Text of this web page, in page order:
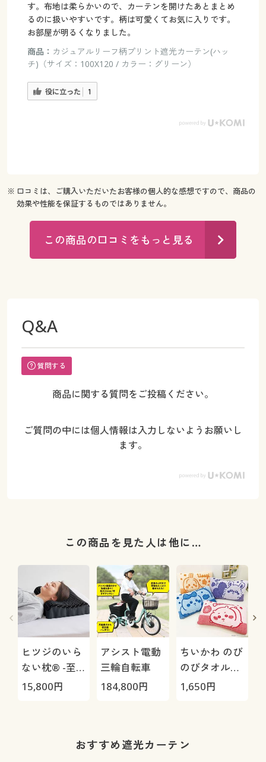
す。布地は柔らかいので、カーテンを開けたあとまとめ
るのに扱いやすいです。柄は可愛くてお気に入りです。
お部屋が明るくなりました。
商品： カジュアルリーフ柄プリント遮光カーテン(ハッ
チ)（サイズ：100X120 / カラー：グリーン）
役に立った 1
※ 口コミは、ご購入いただいたお客様の個人的な感想ですので、商品の
効果や性能を保証するものではありません。
この商品の口コミをもっと見る
Q&A
質問する
商品に関する質問をご投稿ください。
ご質問の中には個人情報は入力しないようお願いし
ます。
この商品を見た人は他に…
ヒツジのいら
ない枕® -至
極-
15,800円
アシスト電動
三輪自転車
184,800円
ちいかわ のび
のびタオル地
枕カバー
1,650円
おすすめ遮光カーテン